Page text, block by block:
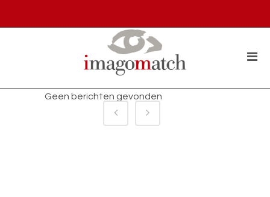
Geen berichten gevonden